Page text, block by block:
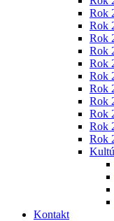
Rok
Rok
Rok
Rok
Rok
Rok
Rok
Rok
Rok
Rok
Rok
Kontakt